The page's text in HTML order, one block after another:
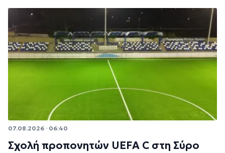
07.08.2026 · 06:40
Σχολή προπονητών UEFA C στη Σύρο